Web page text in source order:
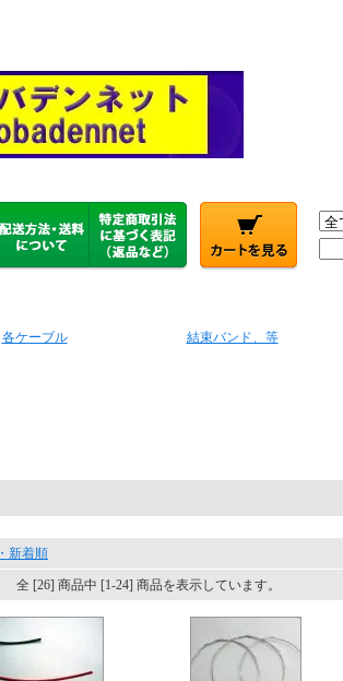
各ケーブル 結束バンド、等
・新着順
全 [26] 商品中 [1-24] 商品を表示しています。